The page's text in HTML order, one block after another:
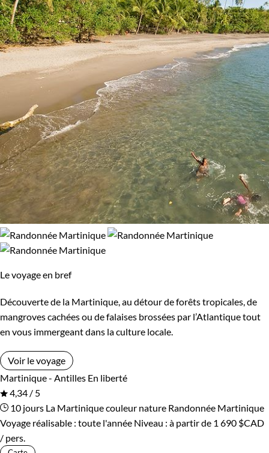
Le voyage en bref
Découverte de la Martinique, au détour de forêts tropicales, de
mangroves cachées ou de falaises brossées par l’Atlantique tout
en vous immergeant dans la culture locale.
Voir le voyage
Martinique - Antilles En liberté
4,34 / 5
10 jours La Martinique couleur nature Randonnée Martinique
Voyage réalisable : toute l'année Niveau : à partir de 1 690 $CAD
/ pers.